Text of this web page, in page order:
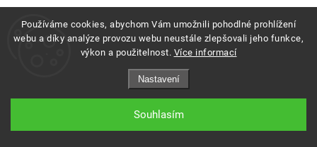
Používáme cookies, abychom Vám umožnili pohodlné prohlížení
webu a díky analýze provozu webu neustále zlepšovali jeho funkce,
výkon a použitelnost. Více informací
Nastavení
Souhlasím
Profigrass.cz. Všechna práva vyhrazena.
Grafický návrh vytvořil a nakódoval